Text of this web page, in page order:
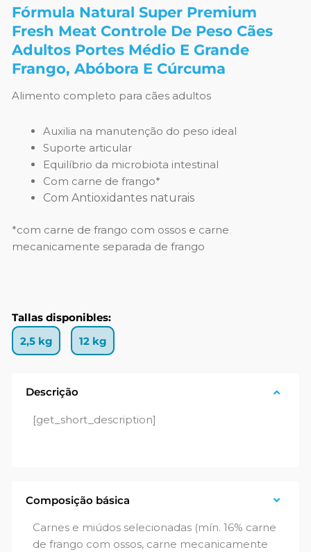
Fórmula Natural Super Premium
Fresh Meat Controle De Peso Cães
Adultos Portes Médio E Grande
Frango, Abóbora E Cúrcuma
Alimento completo para cães adultos
Auxilia na manutenção do peso ideal
Suporte articular
Equilíbrio da microbiota intestinal
Com carne de frango*
Com Antioxidantes naturais
*com carne de frango com ossos e carne
mecanicamente separada de frango
Tallas disponibles:
2,5 kg
12 kg
Descrição
[get_short_description]
Composição básica
Carnes e miúdos selecionadas (mín. 16% carne
de frango com ossos, carne mecanicamente